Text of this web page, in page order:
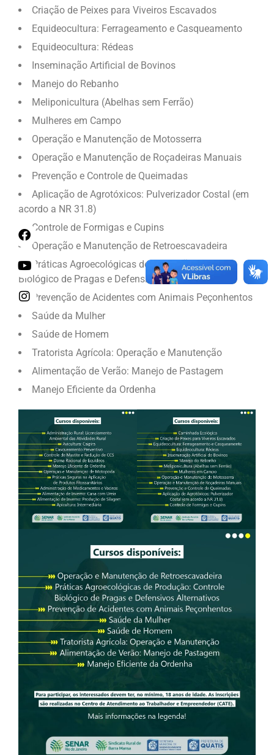
Criação de Peixes para Viveiros Escavados
Equideocultura: Ferrageamento e Casqueamento
Equideocultura: Rédeas
Inseminação Artificial de Bovinos
Manejo do Rebanho
Meliponicultura (Abelhas sem Ferrão)
Mulheres em Campo
Operação e Manutenção de Motosserra
Operação e Manutenção de Roçadeiras Manuais
Prevenção e Controle de Queimadas
Aplicação de Agrotóxicos: Pulverizador Costal (em
acordo a NR 31.8)
Controle de Formigas e Cupins
Operação e Manutenção de Retroescavadeira
Práticas Agroecológicas de Produção: Controle
Biológico de Pragas e Defensivos Alternativos
Prevenção de Acidentes com Animais Peçonhentos
Saúde da Mulher
Saúde de Homem
Tratorista Agrícola: Operação e Manutenção
Alimentação de Verão: Manejo de Pastagem
Manejo Eficiente da Ordenha